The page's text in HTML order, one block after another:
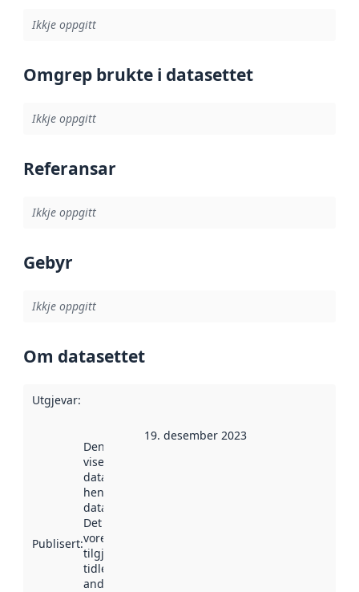
Ikkje oppgitt
Omgrep brukte i datasettet
Ikkje oppgitt
Referansar
Ikkje oppgitt
Gebyr
Ikkje oppgitt
Om datasettet
Utgjevar:
Publisert:
Denne datoen
viser når
datasettet vart
henta inn av
data.norge.no.
Det kan ha
vore
tilgjengeleg
tidlegare
andre stader.
19. desember 2023